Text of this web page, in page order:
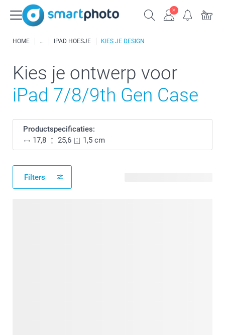
HOME IPAD HOESJE KIES JE DESIGN
Kies je ontwerp voor
iPad 7/8/9th Gen Case
Productspecificaties:
17,8
25,6 1,5 cm
Filters